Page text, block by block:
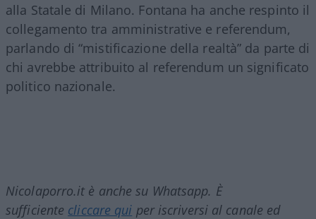
alla Statale di Milano. Fontana ha anche respinto il
collegamento tra amministrative e referendum,
parlando di “mistificazione della realtà” da parte di
chi avrebbe attribuito al referendum un significato
politico nazionale.
Nicolaporro.it è anche su Whatsapp. È
sufficiente cliccare qui per iscriversi al canale ed